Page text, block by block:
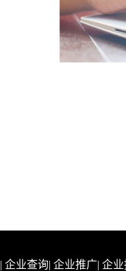
| 企业查询| 企业推广| 企